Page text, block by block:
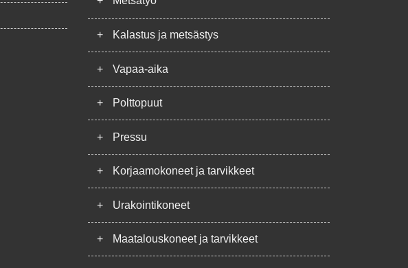
+ Kalastus ja metsästys
+ Vapaa-aika
+ Polttopuut
+ Pressu
+ Korjaamokoneet ja tarvikkeet
+ Urakointikoneet
+ Maatalouskoneet ja tarvikkeet